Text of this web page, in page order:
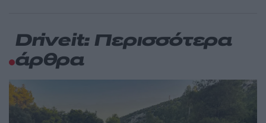
Driveit: Περισσότερα
άρθρα